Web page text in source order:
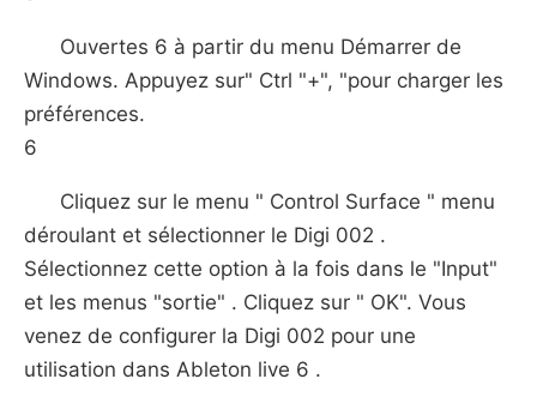
Ouvertes 6 à partir du menu Démarrer de
Windows. Appuyez sur" Ctrl "+", "pour charger les
préférences.
6
Cliquez sur le menu " Control Surface " menu
déroulant et sélectionner le Digi 002 .
Sélectionnez cette option à la fois dans le "Input"
et les menus "sortie" . Cliquez sur " OK". Vous
venez de configurer la Digi 002 pour une
utilisation dans Ableton live 6 .